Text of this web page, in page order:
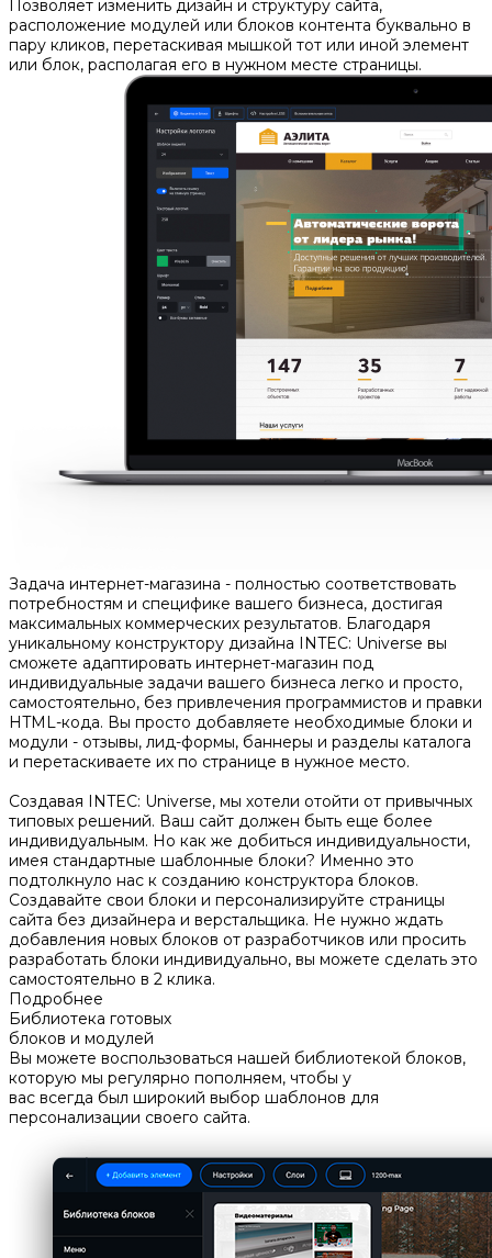
Позволяет изменить дизайн и структуру сайта,
расположение модулей или блоков контента буквально в
пару кликов, перетаскивая мышкой тот или иной элемент
или блок, располагая его в нужном месте страницы.
Задача интернет-магазина - полностью соответствовать
потребностям и специфике вашего бизнеса, достигая
максимальных коммерческих результатов. Благодаря
уникальному конструктору дизайна INTEC: Universe вы
сможете адаптировать интернет-магазин под
индивидуальные задачи вашего бизнеса легко и просто,
самостоятельно, без привлечения программистов и правки
HTML-кода. Вы просто добавляете необходимые блоки и
модули - отзывы, лид-формы, баннеры и разделы каталога
и перетаскиваете их по странице в нужное место.
Создавая INTEC: Universe, мы хотели отойти от привычных
типовых решений. Ваш сайт должен быть еще более
индивидуальным. Но как же добиться индивидуальности,
имея стандартные шаблонные блоки? Именно это
подтолкнуло нас к созданию конструктора блоков.
Создавайте свои блоки и персонализируйте страницы
сайта без дизайнера и верстальщика. Не нужно ждать
добавления новых блоков от разработчиков или просить
разработать блоки индивидуально, вы можете сделать это
самостоятельно в 2 клика.
Подробнее
Библиотека готовых
блоков и модулей
Вы можете воспользоваться нашей библиотекой блоков,
которую мы регулярно пополняем, чтобы у
вас всегда был широкий выбор шаблонов для
персонализации своего сайта.